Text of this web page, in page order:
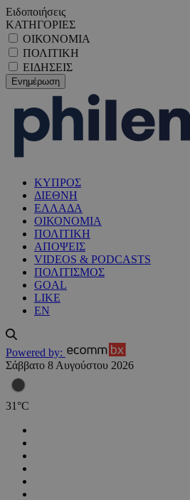
Ειδοποιήσεις
ΚΑΤΗΓΟΡΙΕΣ
ΟΙΚΟΝΟΜΙΑ
ΠΟΛΙΤΙΚΗ
ΕΙΔΗΣΕΙΣ
ΚΥΠΡΟΣ
ΔΙΕΘΝΗ
ΕΛΛΑΔΑ
ΟΙΚΟΝΟΜΙΑ
ΠΟΛΙΤΙΚΗ
ΑΠΟΨΕΙΣ
VIDEOS & PODCASTS
ΠΟΛΙΤΙΣΜΟΣ
GOAL
LIKE
EN
Powered by:
Σάββατο 8 Αυγούστου 2026
31 °C